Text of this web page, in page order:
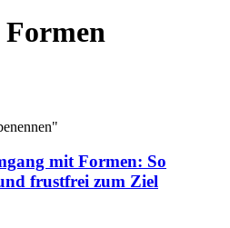
Formen
mit Formen: So
frustfrei zum Ziel